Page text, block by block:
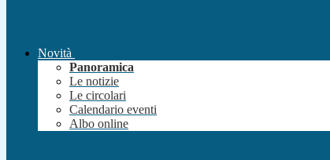
Novità
Panoramica
Le notizie
Le circolari
Calendario eventi
Albo online